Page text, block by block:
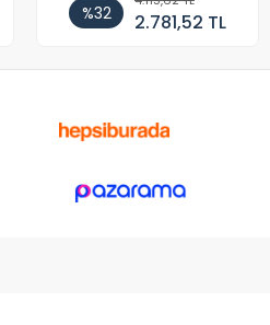
%32 2.781,52 TL